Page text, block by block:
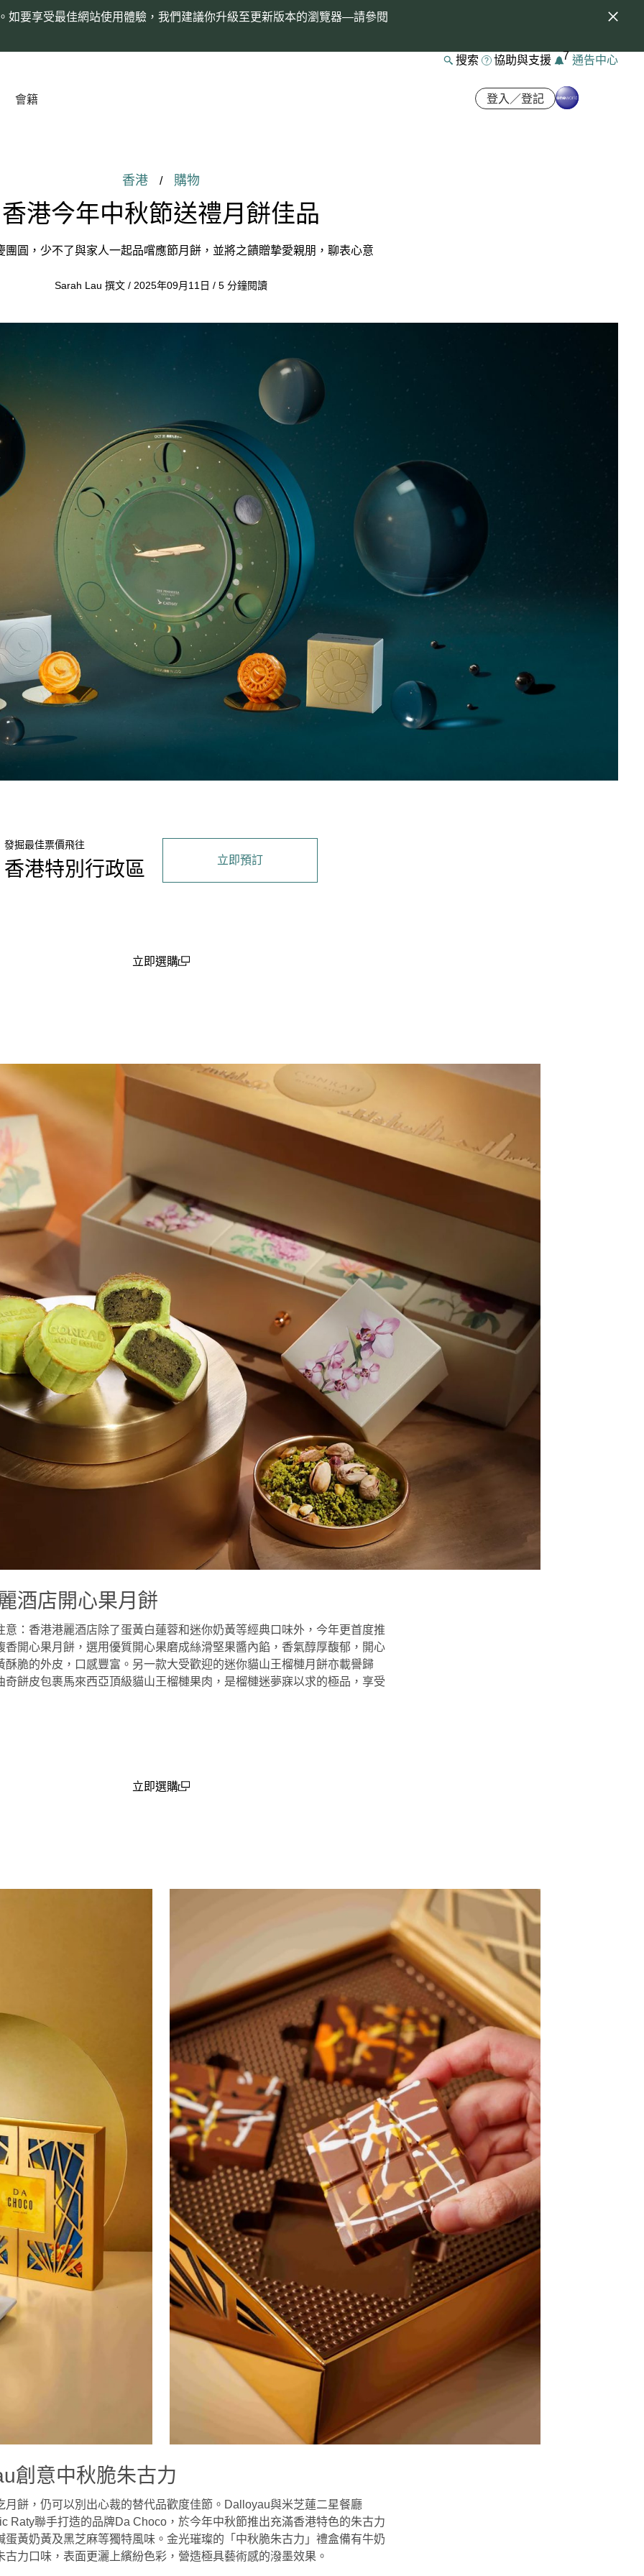
如要享受最佳網站使用體驗，我們建議你升級至更新版本的瀏覽器—請參閱
搜索 協助與支援 7 通告中心
會籍 登入／登記
香港 / 購物
香港今年中秋節送禮月餅佳品
團圓，少不了與家人一起品嚐應節月餅，並將之饋贈摯愛親朋，聊表心意
Sarah Lau 撰文 / 2025年09月11日 / 5 分鐘閱讀
發掘最佳票價飛往
香港特別行政區 立即預訂
立即選購
酒店開心果月餅
意：香港港麗酒店除了蛋黃白蓮蓉和迷你奶黃等經典口味外，今年更首度推
香開心果月餅，選用優質開心果磨成絲滑堅果醬內餡，香氣醇厚馥郁，開心
酥脆的外皮，口感豐富。另一款大受歡迎的迷你貓山王榴槤月餅亦載譽歸
奇餅皮包裹馬來西亞頂級貓山王榴槤果肉，是榴槤迷夢寐以求的極品，享受
立即選購
創意中秋脆朱古力
月餅，仍可以別出心裁的替代品歡度佳節。Dalloyau與米芝蓮二星餐廳
Raty聯手打造的品牌Da Choco，於今年中秋節推出充滿香港特色的朱古力
蛋黃奶黃及黑芝麻等獨特風味。金光璀璨的「中秋脆朱古力」禮盒備有牛奶
古力口味，表面更灑上繽紛色彩，營造極具藝術感的潑墨效果。